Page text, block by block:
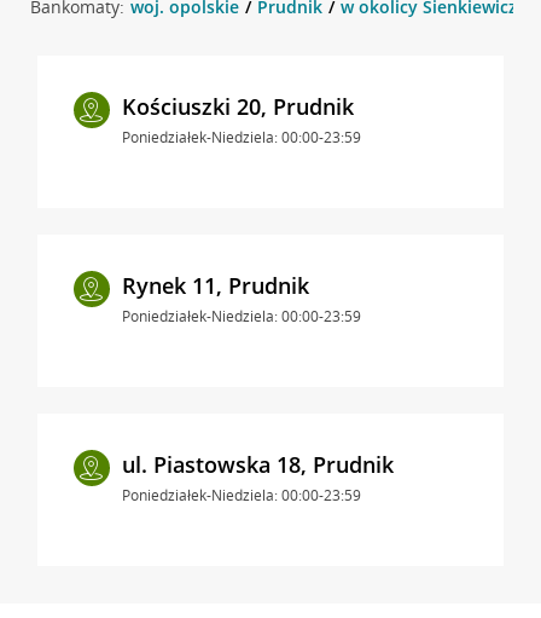
Bankomaty: woj. opolskie Prudnik w okolicy Sienkiewicza
Kościuszki 20, Prudnik
Poniedziałek-Niedziela: 00:00-23:59
Rynek 11, Prudnik
Poniedziałek-Niedziela: 00:00-23:59
ul. Piastowska 18, Prudnik
Poniedziałek-Niedziela: 00:00-23:59